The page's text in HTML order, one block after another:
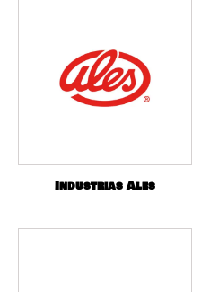
Industrias Ales